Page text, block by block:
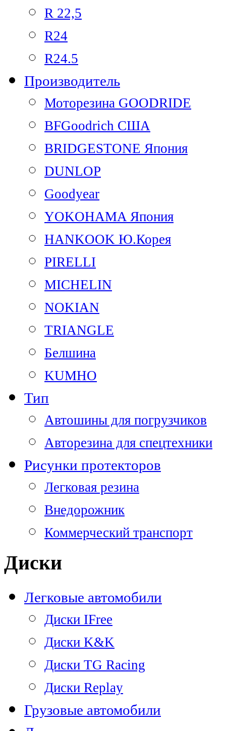
R 22,5
R24
R24.5
Производитель
Моторезина GOODRIDE
BFGoodrich США
BRIDGESTONE Япония
DUNLOP
Goodyear
YOKOHAMA Япония
HANKOOK Ю.Корея
PIRELLI
MICHELIN
NOKIAN
TRIANGLE
Белшина
KUMHO
Тип
Автошины для погрузчиков
Авторезина для спецтехники
Рисунки протекторов
Легковая резина
Внедорожник
Коммерческий транспорт
Диски
Легковые автомобили
Диски IFree
Диски K&K
Диски TG Racing
Диски Replay
Грузовые автомобили